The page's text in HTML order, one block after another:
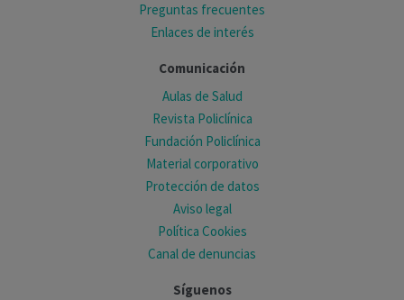
Preguntas frecuentes
Enlaces de interés
Comunicación
Aulas de Salud
Revista Policlínica
Fundación Policlínica
Material corporativo
Protección de datos
Aviso legal
Política Cookies
Canal de denuncias
Síguenos